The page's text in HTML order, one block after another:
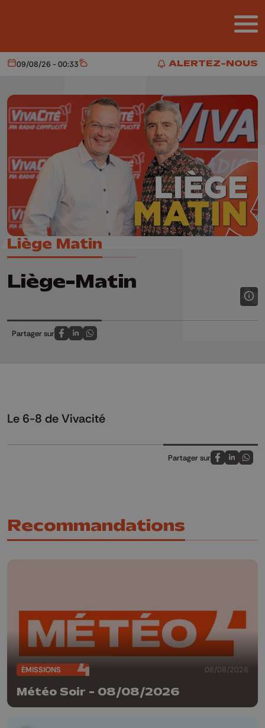
ALERTEZ-NOUS
ALERTEZ-NOUS
Aujourd'hui
09/08/26 - 00:33 Météo
Liège Matin
Liège-Matin
Partager sur
Partagez sur FaceBook
Partagez sur LinkedIn
Partagez sur Whatsapp
Le 6-8 de Vivacité
Partager sur
Partagez sur
Partagez
Recommandations
ÉMISSIONS 08/08/2026
Météo Soir - 08/08/2026